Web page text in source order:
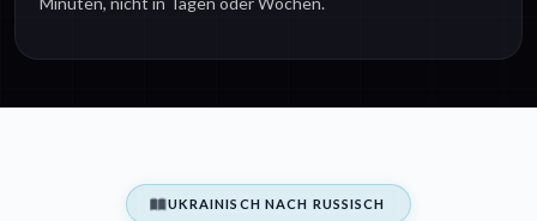
UKRAINISCH NACH RUSSISCH